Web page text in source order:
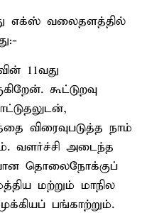
எக்ஸ் வலைதளத்தில்
11வது
கூட்டுறவு
விரைவுபடுத்த நாம்
வளர்ச்சி அடைந்த
தொலைநோக்குப்
மற்றும் மாநில
பங்காற்றும்.